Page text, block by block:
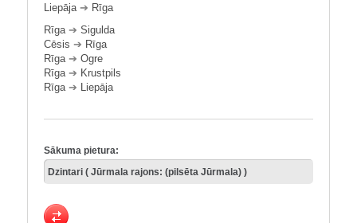
Liepāja➔ Rīga
Rīga➔ Sigulda
Cēsis ➔ Rīga
Rīga➔ Ogre
Rīga➔ Krustpils
Rīga➔ Liepāja
Sākuma pietura: